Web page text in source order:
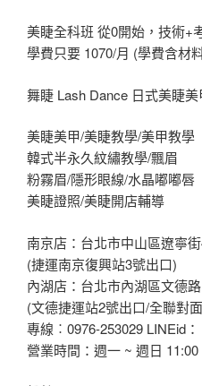
美睫全科班 從0開始，技術+
學費只要 1070/月 (學費含材
舞睫 Lash Dance 日式美睫美
美睫美甲/美睫教學/美甲教學
韓式半永久紋繡教學/飄眉
粉霧眉/隱形眼線/水晶嘟嘟唇
美睫證照/美睫開店輔導
南京店：台北市中山區遼寧
(捷運南京復興站3號出口)
內湖店：台北市內湖區文德
(文德捷運站2號出口/全聯對
專線︰0976-253029 LINEid
營業時間：週一 ~ 週日 11:00